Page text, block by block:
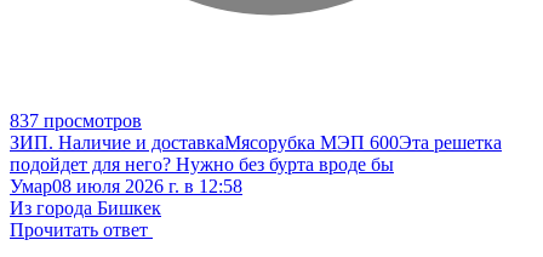
837 просмотров
ЗИП. Наличие и доставкаМясорубка МЭП 600Эта решетка
подойдет для него? Нужно без бурта вроде бы
Умар08 июля 2026 г. в 12:58
Из города Бишкек
Прочитать ответ